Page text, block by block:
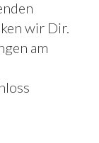
wir Dir.
am